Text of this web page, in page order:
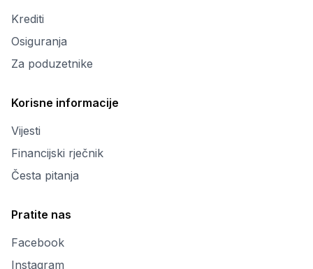
Krediti
Osiguranja
Za poduzetnike
Korisne informacije
Vijesti
Financijski rječnik
Česta pitanja
Pratite nas
Facebook
Instagram